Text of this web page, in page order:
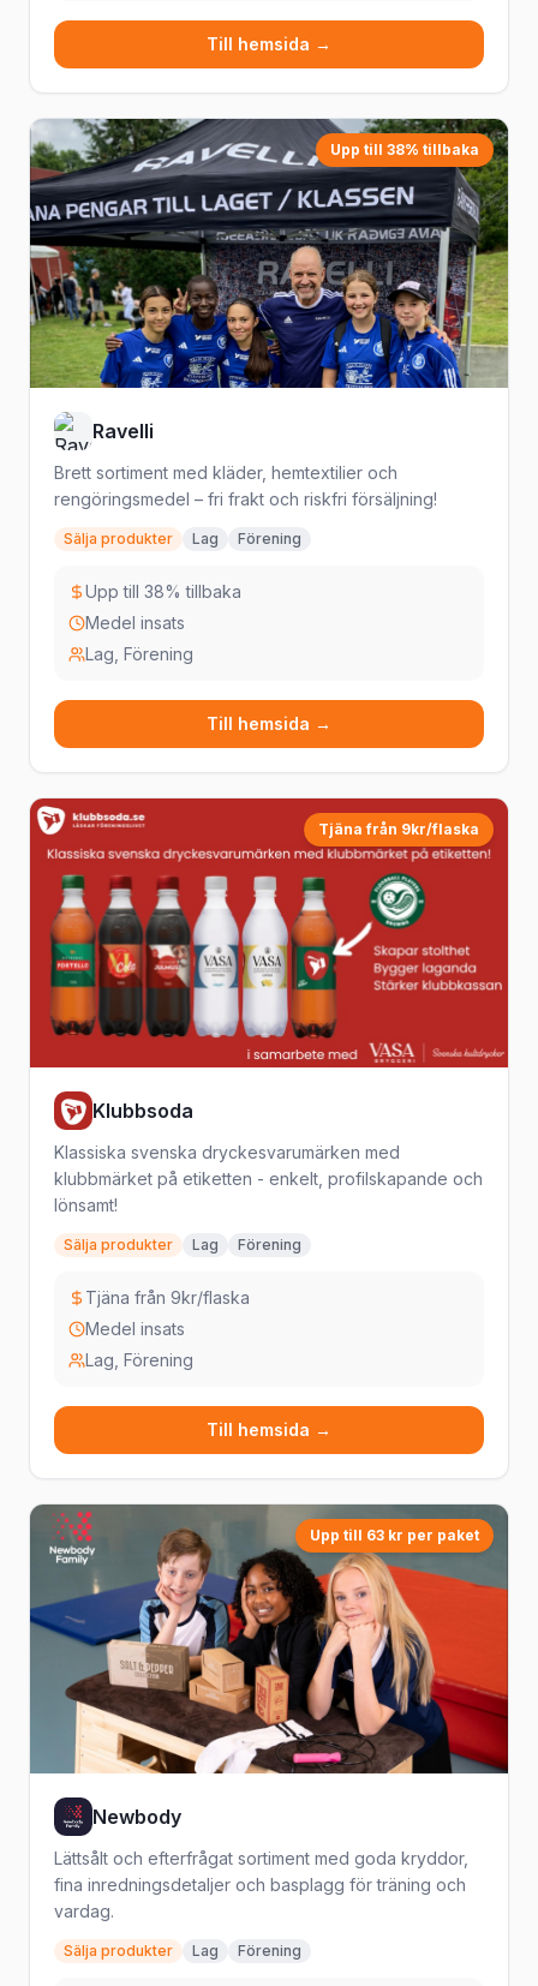
Till hemsida →
Upp till 38% tillbaka
Ravelli
Brett sortiment med kläder, hemtextilier och
rengöringsmedel – fri frakt och riskfri försäljning!
Sälja produkter Lag Förening
Upp till 38% tillbaka
Medel insats
Lag, Förening
Till hemsida →
Tjäna från 9kr/flaska
Klubbsoda
Klassiska svenska dryckesvarumärken med
klubbmärket på etiketten - enkelt, profilskapande och
lönsamt!
Sälja produkter Lag Förening
Tjäna från 9kr/flaska
Medel insats
Lag, Förening
Till hemsida →
Upp till 63 kr per paket
Newbody
Lättsålt och efterfrågat sortiment med goda kryddor,
fina inredningsdetaljer och basplagg för träning och
vardag.
Sälja produkter Lag Förening